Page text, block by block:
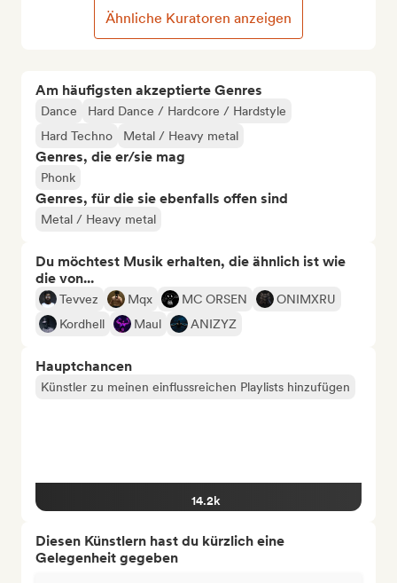
Am häufigsten akzeptierte Genres
Dance
Hard Dance / Hardcore / Hardstyle
Hard Techno
Metal / Heavy metal
Genres, die er/sie mag
Phonk
Genres, für die sie ebenfalls offen sind
Metal / Heavy metal
Du möchtest Musik erhalten, die ähnlich ist wie
die von...
Tevvez Mqx MC ORSEN
ONIMXRU
Kordhell
Maul ANIZYZ
Hauptchancen
Künstler zu meinen einflussreichen Playlists hinzufügen
14.2k
Diesen Künstlern hast du kürzlich eine
Gelegenheit gegeben
Ähnliche Kuratoren anzeigen